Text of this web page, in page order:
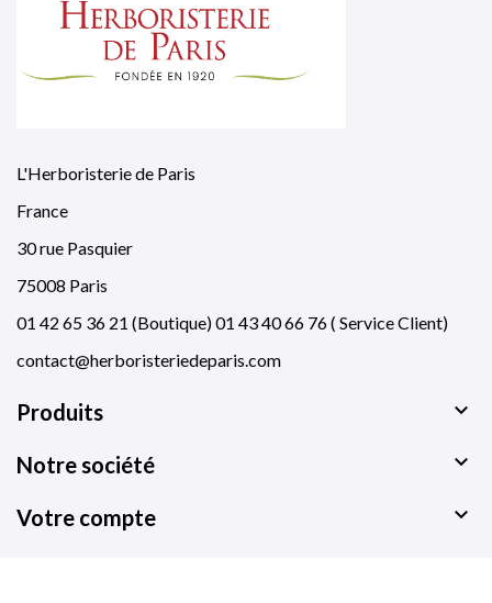
L'Herboristerie de Paris
France
30 rue Pasquier
75008 Paris
01 42 65 36 21 (Boutique) 01 43 40 66 76 ( Service Client)
contact@herboristeriedeparis.com
Produits 
Notre société 
Votre compte 